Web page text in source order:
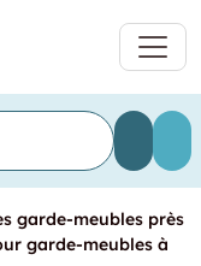
garde-meubles près
garde-meubles à